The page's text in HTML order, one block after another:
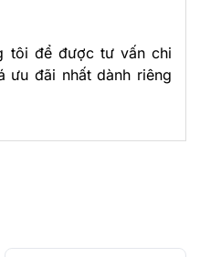
tôi để được tư vấn chi
ưu đãi nhất dành riêng